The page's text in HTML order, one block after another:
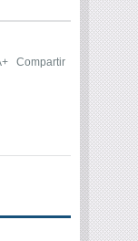
Compartir